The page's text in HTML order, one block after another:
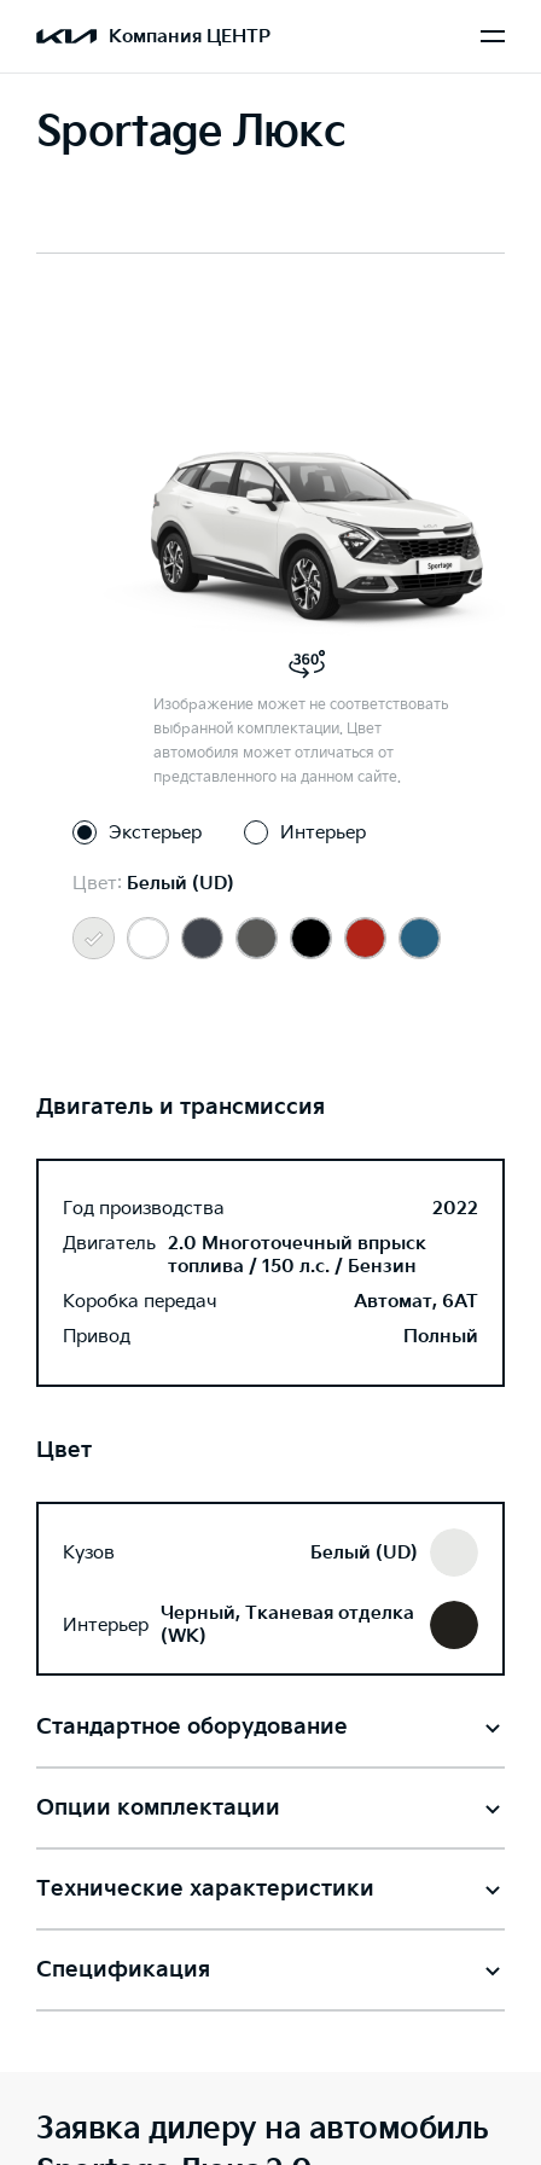
Компания ЦЕНТР
Sportage Люкс
Изображение может не соответствовать
выбранной комплектации. Цвет
автомобиля может отличаться от
представленного на данном сайте.
Экстерьер Интерьер
Цвет: Белый (UD)
Двигатель и трансмиссия
Год производства
2022
Двигатель 2.0 Многоточечный впрыск
топлива / 150 л.с. / Бензин
Коробка передач
Автомат, 6AT
Привод
Полный
Цвет
Кузов Белый (UD)
Интерьер Черный, Тканевая отделка
(WK)
Стандартное оборудование
Опции комплектации
Технические характеристики
Спецификация
Заявка дилеру на автомобиль